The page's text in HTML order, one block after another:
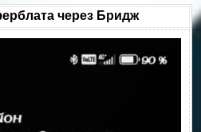
через Бридж